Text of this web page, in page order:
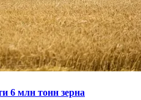
6 млн тонн зерна